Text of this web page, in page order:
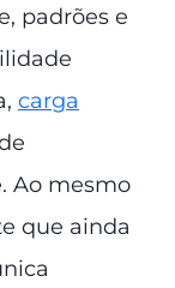
padrões e
carga
Ao mesmo
que ainda